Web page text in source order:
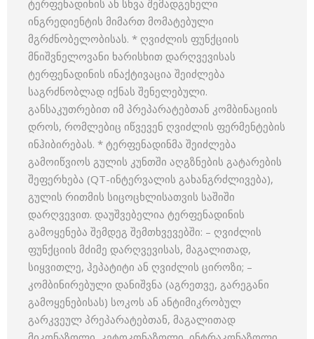
ტერფენადინის ან სხვა შემადგენელი
ინგრედიენტის მიმართ მომატებული
მგრძნობელობისას. * ღვიძლის ფუნქციის
მნიშვნელოვანი ხარისხით დარღვევისას
ტერფენადინის ინაქტივაცია შეიძლება
საგრძნობლად იქნას შენელებული.
განსაკუთრებით იმ პრეპარატებთან კომბინაციის
დროს, რომლებიც იწვევენ ღვიძლის ფერმენტების
ინჰიბირებას. * ტერფენადინმა შეიძლება
გამოიწვიოს გულის კუნთში აღგზნების გატარების
შეფერხება (QT-ინტერვალის გახანგრძლივება),
გულის რითმის სიცოცხლისათვის საშიში
დარღვევით. დაუშვებელია ტერფენადინის
გამოყენება შემდეგ შემთხვევებში: – ღვიძლის
ფუნქციის მძიმე დარღვევისას, მაგალითად,
სიყვითლე, ჰეპატიტი ან ღვიძლის ციროზი; –
კომბინირებული დანიშვნა (აგრეთვე, გარეგანი
გამოყენებისას) სოკოს ან ანტიმიკრობულ
გარკვეულ პრეპარატებთან, მაგალითად